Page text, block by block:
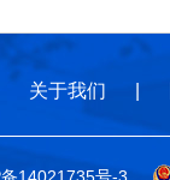
关于我们